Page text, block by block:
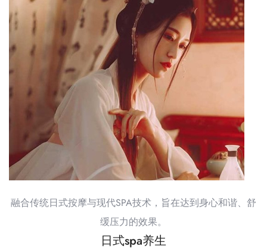
融合传统日式按摩与现代SPA技术，旨在达到身心和谐、舒
缓压力的效果。
日式spa养生